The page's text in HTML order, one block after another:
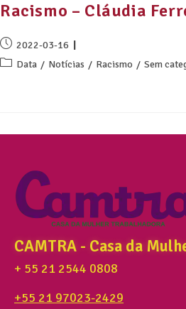
Racismo – Cláudia
2022-03-16
Data / Notícias / Racismo / Sem
CAMTRA - Casa da
+ 55 21 2544 0808
+55 21 97023-2429